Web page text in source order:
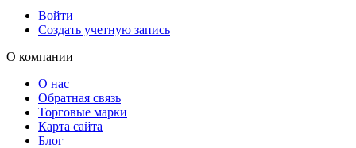
Войти
Создать учетную запись
О компании
О нас
Обратная связь
Торговые марки
Карта сайта
Блог